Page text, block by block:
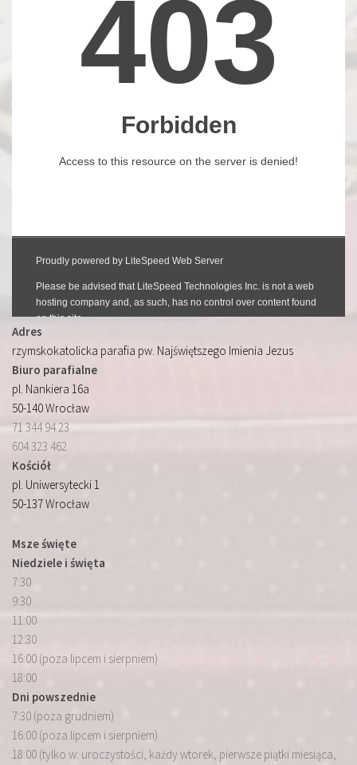
Adres
rzymskokatolicka parafia pw. Najświętszego Imienia Jezus
Biuro parafialne
pl. Nankiera 16a
50-140 Wrocław
71 344 94 23
604 323 462
Kościół
pl. Uniwersytecki 1
50-137 Wrocław
Msze święte
Niedziele i święta
7:30
9:30
11:00
12:30
16:00 (poza lipcem i sierpniem)
18:00
Dni powszednie
7:30 (poza grudniem)
16:00 (poza lipcem i sierpniem)
18:00 (tylko w: uroczystości, każdy wtorek, pierwsze piątki miesiąca,